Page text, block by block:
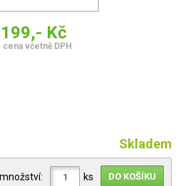
Kč
cena včetně DPH
Skladem
množství: ks